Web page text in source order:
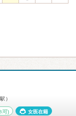
）
可) 女医在籍